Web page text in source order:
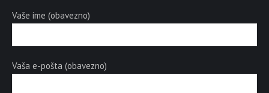
Vaše ime (obavezno)
Vaša e-pošta (obavezno)